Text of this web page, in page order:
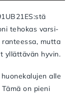
tehokas varsi-
mutta
yllättävän hyvin.
alle
on pieni